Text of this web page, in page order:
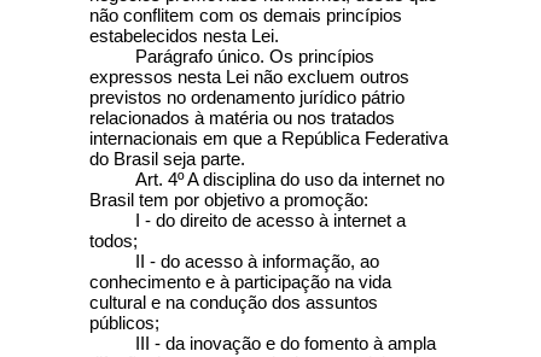
não conflitem com os demais princípios
estabelecidos nesta Lei.
Parágrafo único. Os princípios
expressos nesta Lei não excluem outros
previstos no ordenamento jurídico pátrio
relacionados à matéria ou nos tratados
internacionais em que a República Federativa
do Brasil seja parte.
Art. 4º A disciplina do uso da internet no
Brasil tem por objetivo a promoção:
I - do direito de acesso à internet a
todos;
II - do acesso à informação, ao
conhecimento e à participação na vida
cultural e na condução dos assuntos
públicos;
III - da inovação e do fomento à ampla